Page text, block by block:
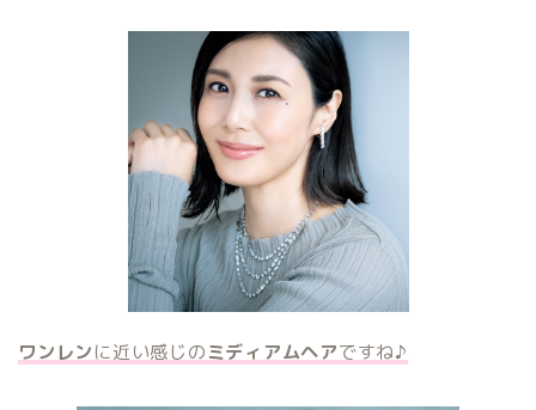
ワンレンに近い感じのミディアムヘアですね♪